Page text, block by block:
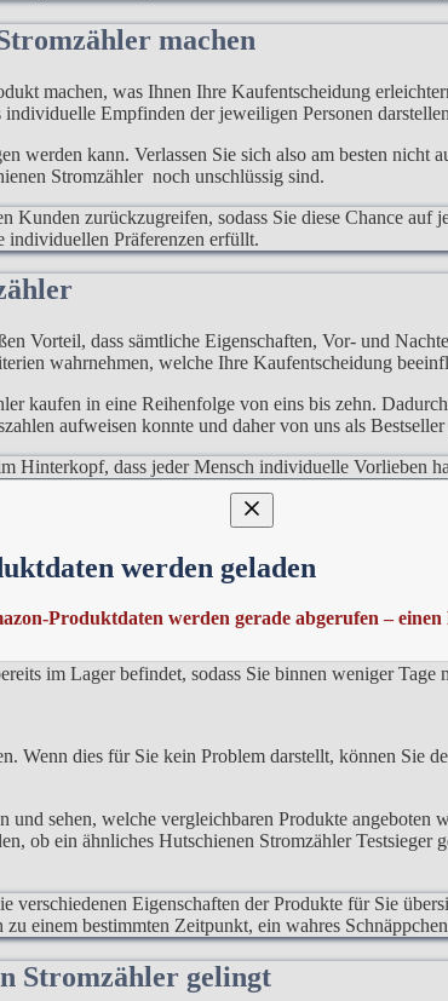
werden geladen
Produktdaten werden gerade abgerufen –
machen
machen, was Ihnen Ihre Kaufentscheidung
Empfinden der jeweiligen Personen
werden kann. Verlassen Sie sich also am besten nicht
Stromzähler noch unschlüssig sind.
zurückzugreifen, sodass Sie diese Chance auf
individuellen Präferenzen erfüllt.
Vorteil, dass sämtliche Eigenschaften, Vor- und
wahrnehmen, welche Ihre Kaufentscheidung
kaufen in eine Reihenfolge von eins bis zehn.
aufweisen konnte und daher von uns als
Hinterkopf, dass jeder Mensch individuelle Vorlieben
Dies ist vor allem relevant bei den immer
Wochen hinweg ändern, sondern auch die
wenn Sie ein Hutschienen Stromzähler kaufen sehr
im Lager befindet, sodass Sie binnen weniger
Wenn dies für Sie kein Problem darstellt, können Sie
sehen, welche vergleichbaren Produkte
ob ein ähnliches Hutschienen Stromzähler Testsieger
Eigenschaften der Produkte für Sie
einem bestimmten Zeitpunkt, ein wahres
Stromzähler gelingt